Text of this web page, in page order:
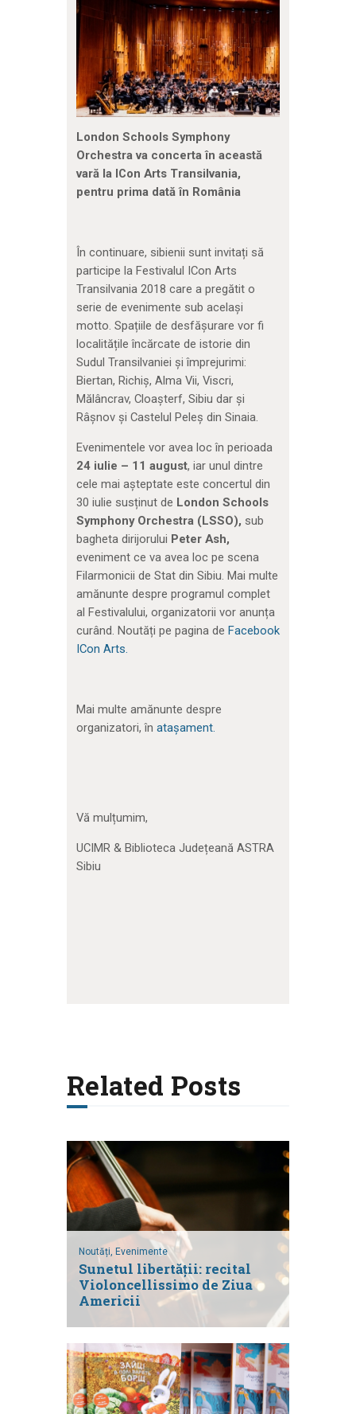
London Schools Symphony
Orchestra va concerta în această
vară la ICon Arts Transilvania,
pentru prima dată în România
În continuare, sibienii sunt invitați să
participe la Festivalul ICon Arts
Transilvania 2018 care a pregătit o
serie de evenimente sub același
motto. Spațiile de desfășurare vor fi
localitățile încărcate de istorie din
Sudul Transilvaniei și împrejurimi:
Biertan, Richiș, Alma Vii, Viscri,
Mălâncrav, Cloașterf, Sibiu dar și
Râșnov și Castelul Peleș din Sinaia.
Evenimentele vor avea loc în perioada
24 iulie – 11 august, iar unul dintre
cele mai așteptate este concertul din
30 iulie susținut de London Schools
Symphony Orchestra (LSSO), sub
bagheta dirijorului Peter Ash,
eveniment ce va avea loc pe scena
Filarmonicii de Stat din Sibiu. Mai multe
amănunte despre programul complet
al Festivalului, organizatorii vor anunța
curând. Noutăți pe pagina de Facebook
ICon Arts.
Mai multe amănunte despre
organizatori, în atașament.
Vă mulțumim,
UCIMR & Biblioteca Județeană ASTRA
Sibiu
Related Posts
Noutăți, Evenimente
Sunetul libertății: recital
Violoncellissimo de Ziua
Americii